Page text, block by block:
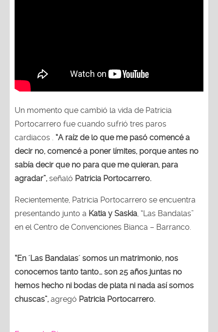
Un momento que cambió la vida de Patricia
Portocarrero fue cuando sufrió tres paros
cardiacos . “A raíz de lo que me pasó comencé a
decir no, comencé a poner límites, porque antes no
sabía decir que no para que me quieran, para
agradar”, señaló Patricia Portocarrero.
Recientemente, Patricia Portocarrero se encuentra
presentando junto a Katia y Saskia, “Las Bandalas”
en el Centro de Convenciones Bianca – Barranco.
“En ´Las Bandalas´ somos un matrimonio, nos
conocemos tanto tanto… son 25 años juntas no
hemos hecho ni bodas de plata ni nada así somos
chuscas”, agregó Patricia Portocarrero.